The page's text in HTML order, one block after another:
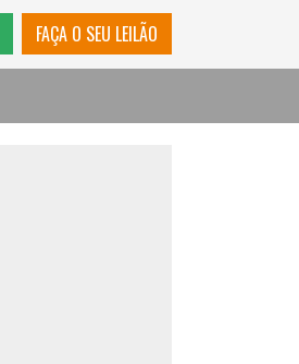
FAÇA O SEU LEILÃO